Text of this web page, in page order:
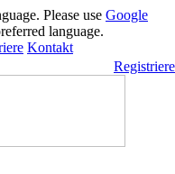
Please use Google
language.
Kontakt